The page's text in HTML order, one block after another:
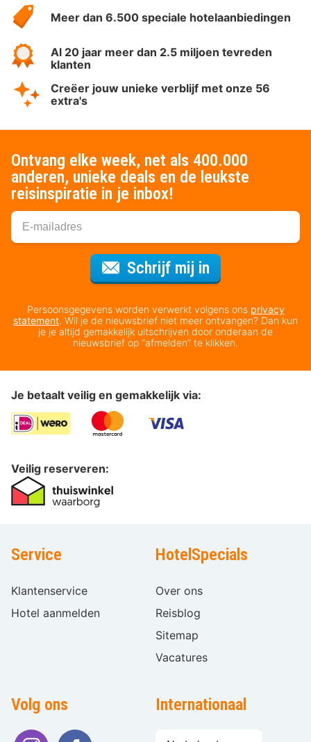
Meer dan 6.500 speciale hotelaanbiedingen
Al 20 jaar meer dan 2.5 miljoen tevreden
klanten
Creëer jouw unieke verblijf met onze 56
extra's
Ontvang elke week, net als 400.000
anderen, unieke deals en de leukste
reisinspiratie in je inbox!
Schrijf mij in
Persoonsgegevens worden verwerkt volgens ons privacy
statement. Wil je de nieuwsbrief niet meer ontvangen? Dan kun
je je altijd gemakkelijk uitschrijven door onderaan de
nieuwsbrief op “afmelden” te klikken.
Je betaalt veilig en gemakkelijk via:
Veilig reserveren:
Service
Klantenservice
Hotel aanmelden
HotelSpecials
Over ons
Reisblog
Sitemap
Vacatures
Volg ons Internationaal